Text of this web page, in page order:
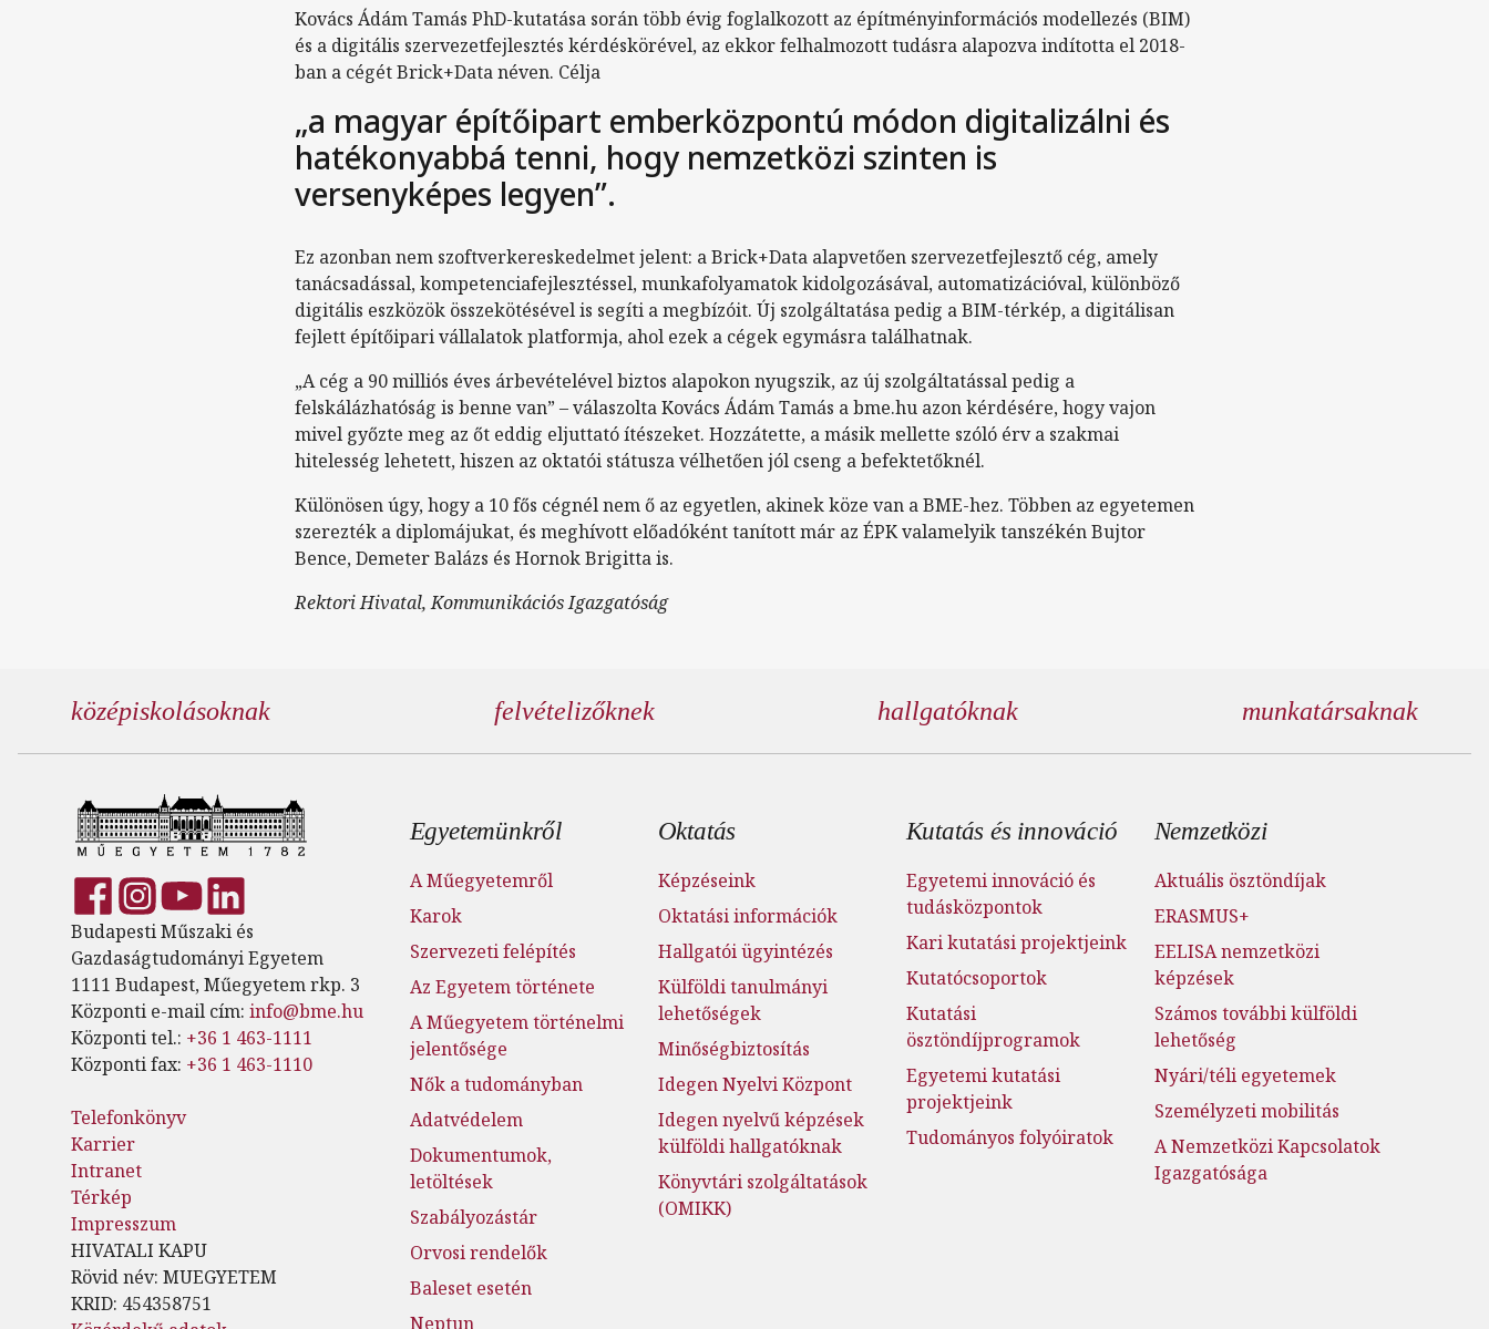
Kovács Ádám Tamás PhD-kutatása során több évig foglalkozott az építményinformációs modellezés (BIM)
és a digitális szervezetfejlesztés kérdéskörével, az ekkor felhalmozott tudásra alapozva indította el 2018-
ban a cégét Brick+Data néven. Célja
„a magyar építőipart emberközpontú módon digitalizálni és
hatékonyabbá tenni, hogy nemzetközi szinten is
versenyképes legyen”.
Ez azonban nem szoftverkereskedelmet jelent: a Brick+Data alapvetően szervezetfejlesztő cég, amely
tanácsadással, kompetenciafejlesztéssel, munkafolyamatok kidolgozásával, automatizációval, különböző
digitális eszközök összekötésével is segíti a megbízóit. Új szolgáltatása pedig a BIM-térkép, a digitálisan
fejlett építőipari vállalatok platformja, ahol ezek a cégek egymásra találhatnak.
„A cég a 90 milliós éves árbevételével biztos alapokon nyugszik, az új szolgáltatással pedig a
felskálázhatóság is benne van” – válaszolta Kovács Ádám Tamás a bme.hu azon kérdésére, hogy vajon
mivel győzte meg az őt eddig eljuttató ítészeket. Hozzátette, a másik mellette szóló érv a szakmai
hitelesség lehetett, hiszen az oktatói státusza vélhetően jól cseng a befektetőknél.
Különösen úgy, hogy a 10 fős cégnél nem ő az egyetlen, akinek köze van a BME-hez. Többen az egyetemen
szerezték a diplomájukat, és meghívott előadóként tanított már az ÉPK valamelyik tanszékén Bujtor
Bence, Demeter Balázs és Hornok Brigitta is.
Rektori Hivatal, Kommunikációs Igazgatóság
középiskolásoknak felvételizőknek hallgatóknak munkatársaknak
Budapesti Műszaki és
Gazdaságtudományi Egyetem
1111 Budapest, Műegyetem rkp. 3
Központi e-mail cím: info@bme.hu
Központi tel.: +36 1 463-1111
Központi fax: +36 1 463-1110
Telefonkönyv
Karrier
Intranet
Térkép
Impresszum
HIVATALI KAPU
Rövid név: MUEGYETEM
KRID: 454358751
Lábléc menü
Egyetemünkről
A Műegyetemről
Karok
Szervezeti felépítés
Az Egyetem története
A Műegyetem történelmi
jelentősége
Nők a tudományban
Adatvédelem
Dokumentumok,
letöltések
Szabályozástár
Orvosi rendelők
Baleset esetén
Neptun
Oktatás
Képzéseink
Oktatási információk
Hallgatói ügyintézés
Külföldi tanulmányi
lehetőségek
Minőségbiztosítás
Idegen Nyelvi Központ
Idegen nyelvű képzések
külföldi hallgatóknak
Könyvtári szolgáltatások
(OMIKK)
Kutatás és innováció
Egyetemi innováció és
tudásközpontok
Kari kutatási projektjeink
Kutatócsoportok
Kutatási
ösztöndíjprogramok
Egyetemi kutatási
projektjeink
Tudományos folyóiratok
Nemzetközi
Aktuális ösztöndíjak
ERASMUS+
EELISA nemzetközi
képzések
Számos további külföldi
lehetőség
Nyári/téli egyetemek
Személyzeti mobilitás
A Nemzetközi Kapcsolatok
Igazgatósága